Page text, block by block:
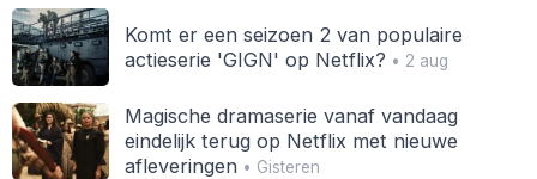
Komt er een seizoen 2 van populaire
actieserie 'GIGN' op Netflix? • 2 aug
Magische dramaserie vanaf vandaag
eindelijk terug op Netflix met nieuwe
afleveringen• Gisteren